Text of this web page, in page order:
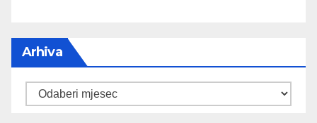
Arhiva
Arhiva